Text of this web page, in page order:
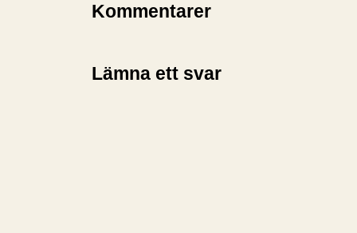
Kommentarer
Lämna ett svar